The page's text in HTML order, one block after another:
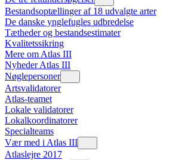
Bestandsoptællinger af 18 udvalgte arter
De danske ynglefugles udbredelse
Tætheder og bestandsestimater
Kvalitetssikring
Mere om Atlas III
Nyheder Atlas III
Nøglepersoner
Artsvalidatorer
Atlas-teamet
Lokale validatorer
Lokalkoordinatorer
Specialteams
Vær med i Atlas III
Atlaslejre 2017